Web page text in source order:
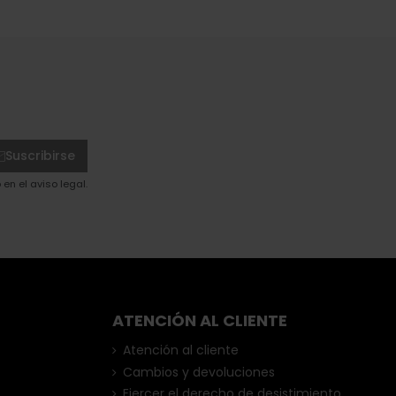
Suscribirse
el aviso legal.
ATENCIÓN AL CLIENTE
Atención al cliente
Cambios y devoluciones